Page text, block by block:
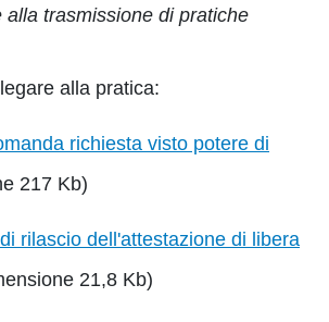
alla trasmissione di pratiche
alla pratica:
richiesta visto potere di
217 Kb)
rilascio dell'attestazione di libera
21,8 Kb)